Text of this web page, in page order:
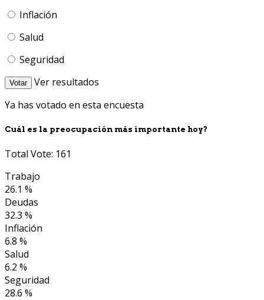
Inflación
Salud
Seguridad
Votar
Ver resultados
Ya has votado en esta encuesta
Cuál es la preocupación más importante hoy?
Total Vote: 161
Trabajo
26.1 %
Deudas
32.3 %
Inflación
6.8 %
Salud
6.2 %
Seguridad
28.6 %